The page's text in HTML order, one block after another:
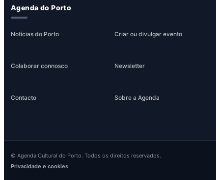
Agenda do Porto
Notícias do Porto Criar ou divulgar evento
Colaborar connosco Newsletter
Contacto Sobre a Agenda
© Agenda Cultural do Porto. Todos os direitos reservados.
Privacidade e cookies